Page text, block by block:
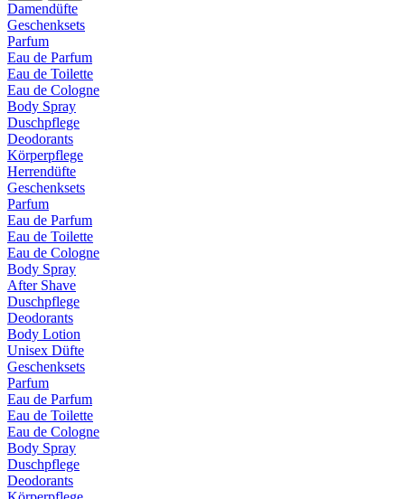
Damendüfte
Geschenksets
Parfum
Eau de Parfum
Eau de Toilette
Eau de Cologne
Body Spray
Duschpflege
Deodorants
Körperpflege
Herrendüfte
Geschenksets
Parfum
Eau de Parfum
Eau de Toilette
Eau de Cologne
Body Spray
After Shave
Duschpflege
Deodorants
Body Lotion
Unisex Düfte
Geschenksets
Parfum
Eau de Parfum
Eau de Toilette
Eau de Cologne
Body Spray
Duschpflege
Deodorants